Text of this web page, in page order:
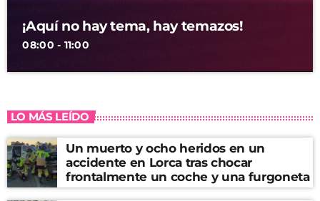
¡Aquí no hay tema, hay temazos!
08:00 - 11:00
LO MÁS LEÍDO
Un muerto y ocho heridos en un
accidente en Lorca tras chocar
frontalmente un coche y una furgoneta